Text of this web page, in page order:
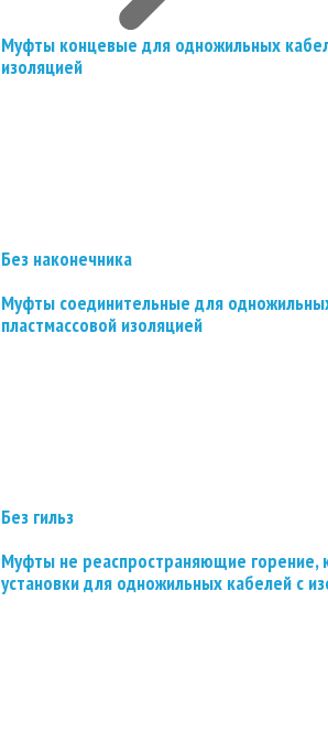
Муфты концевые для одножильных
изоляцией
Без наконечника
Муфты соединительные для
пластмассовой изоляцией
Без гильз
Муфты не реаспространяющие горение,
установки для одножильных кабелей с